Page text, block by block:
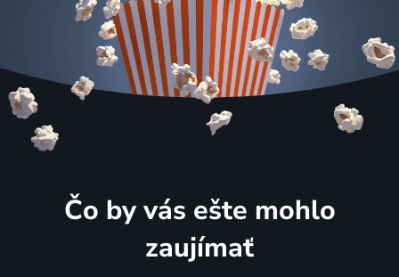
Čo by vás ešte mohlo
zaujímať